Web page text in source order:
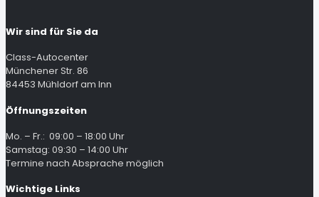
Wir sind für Sie da
Class-Autocenter
Münchener Str. 86
84453 Mühldorf am Inn
Öffnungszeiten
Mo. – Fr.: 09:00 – 18:00 Uhr
Samstag: 09:30 – 14:00 Uhr
Termine nach Absprache möglich
Wichtige Links